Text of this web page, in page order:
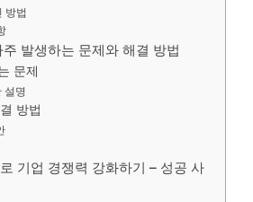
방법
발생하는 문제와 해결 방법
문제
설명
방법
기업 경쟁력 강화하기 – 성공 사